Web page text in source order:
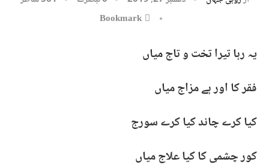
Bookmark
یہ رہا تیرا تخت و تاج میاں
فقر کا اور ہے مزاج میاں
کیا کرے چاند کیا کرے سورج
کور چشمی کا کیا علاج میاں